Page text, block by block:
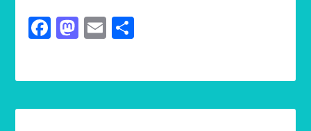
Facebook
Mastodon
Email